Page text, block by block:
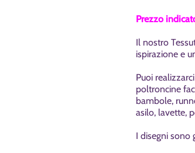
Prezzo
Il nostro
ispirazione e
Puoi realizzarci
poltroncine
bambole,
asilo, lavette,
I disegni sono